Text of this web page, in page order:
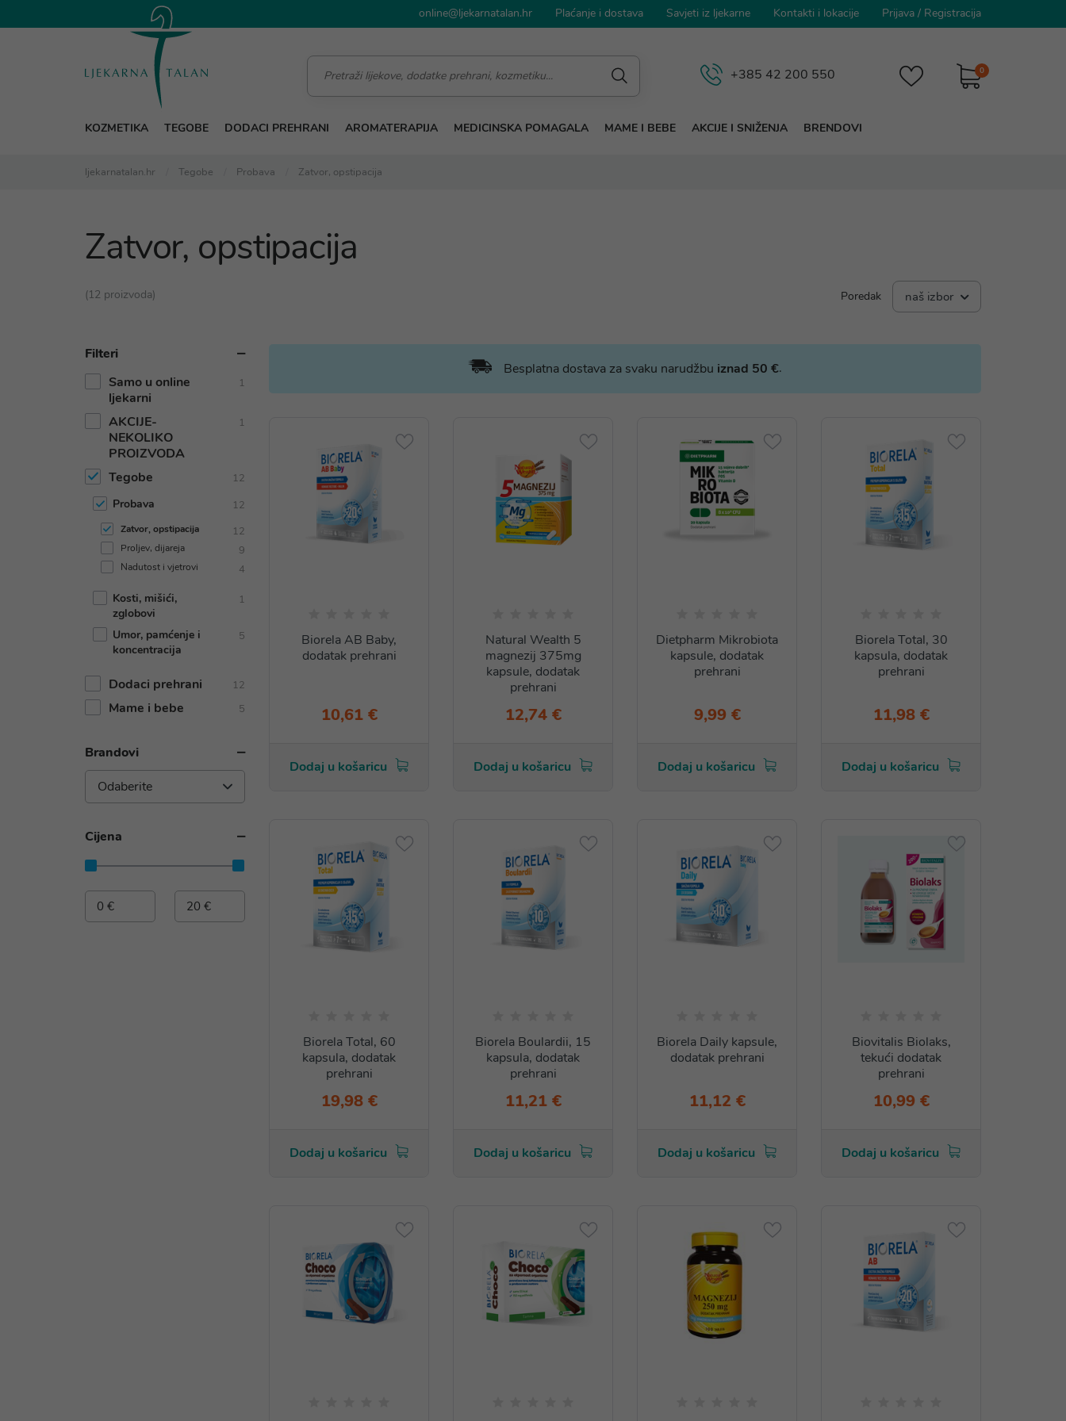
online@ljekarnatalan.hr Plaćanje i dostava Savjeti iz ljekarne Kontakti i lokacije Prijava / Registracija
0
+385 42 200 550
KOZMETIKA TEGOBE DODACI PREHRANI AROMATERAPIJA MEDICINSKA POMAGALA MAME I BEBE AKCIJE I SNIŽENJA BRENDOVI
ljekarnatalan.hr Tegobe Probava Zatvor, opstipacija
Zatvor, opstipacija
(12 proizvoda) Poredak naš izbor
Filteri
Samo u online
ljekarni
1
AKCIJE-
NEKOLIKO
PROIZVODA
1
Tegobe 12
Probava 12
Zatvor, opstipacija 12
Proljev, dijareja 9
Nadutost i vjetrovi 4
Kosti, mišići,
zglobovi
1
Umor, pamćenje i
koncentracija
5
Dodaci prehrani 12
Mame i bebe 5
Brandovi
Odaberite
Cijena
Besplatna dostava za svaku narudžbu iznad 50 €.
Biorela AB Baby,
dodatak prehrani
10,61 €
Dodaj u košaricu
Natural Wealth 5
magnezij 375mg
kapsule, dodatak
prehrani
12,74 €
Dodaj u košaricu
Dietpharm Mikrobiota
kapsule, dodatak
prehrani
9,99 €
Dodaj u košaricu
Biorela Total, 30
kapsula, dodatak
prehrani
11,98 €
Dodaj u košaricu
Biorela Total, 60
kapsula, dodatak
prehrani
19,98 €
Dodaj u košaricu
Biorela Boulardii, 15
kapsula, dodatak
prehrani
11,21 €
Dodaj u košaricu
Biorela Daily kapsule,
dodatak prehrani
11,12 €
Dodaj u košaricu
Biovitalis Biolaks,
tekući dodatak
prehrani
10,99 €
Dodaj u košaricu